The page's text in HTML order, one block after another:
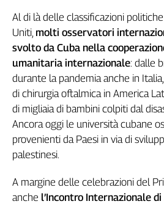
Al di là delle classificazioni
Uniti, molti osservatori
svolto da Cuba nella
umanitaria internazionale: dalle
durante la pandemia anche in
di chirurgia oftalmica in America
di migliaia di bambini colpiti dal
Ancora oggi le università cubane
provenienti da Paesi in via di
palestinesi.
A margine delle celebrazioni del
anche l’Incontro Internazionale